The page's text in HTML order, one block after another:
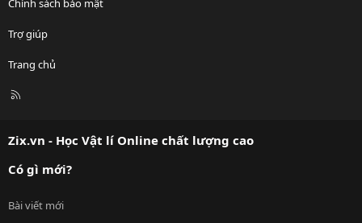
Trợ giúp
Trang chủ
R
Zix.vn - Học Vật lí Online chất lượng cao
Có gì mới?
Bài viết mới